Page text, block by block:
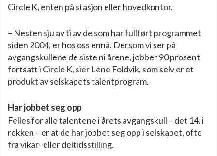
Circle K, enten på stasjon eller hovedkontor.
– Nesten sju av ti av de som har fullført programmet
siden 2004, er hos oss ennå. Dersom vi ser på
avgangskullene de siste ni årene, jobber 90 prosent
fortsatt i Circle K, sier Lene Foldvik, som selv er et
produkt av selskapets talentprogram.
Har jobbet seg opp
Felles for alle talentene i årets avgangskull – det 14. i
rekken – er at de har jobbet seg opp i selskapet, ofte
fra vikar- eller deltidsstilling.